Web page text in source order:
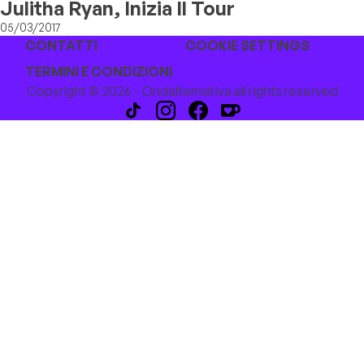
Julitha Ryan, Inizia Il Tour
05/03/2017
CONTATTI
COOKIE SETTINGS
TERMINI E CONDIZIONI
Copyright © 2026 - Ondalternativa all rights reserved